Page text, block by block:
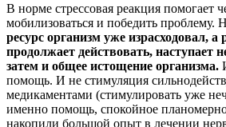
В норме стрессовая реакция помогает
мобилизоваться и победить проблему.
ресурс организм уже израсходовал, а
продолжает действовать, наступает
затем и общее истощение организма.
помощь. И не стимуляция
медикаментами (стимулировать уже
именно помощь, спокойное
накопили большой опыт в лечении